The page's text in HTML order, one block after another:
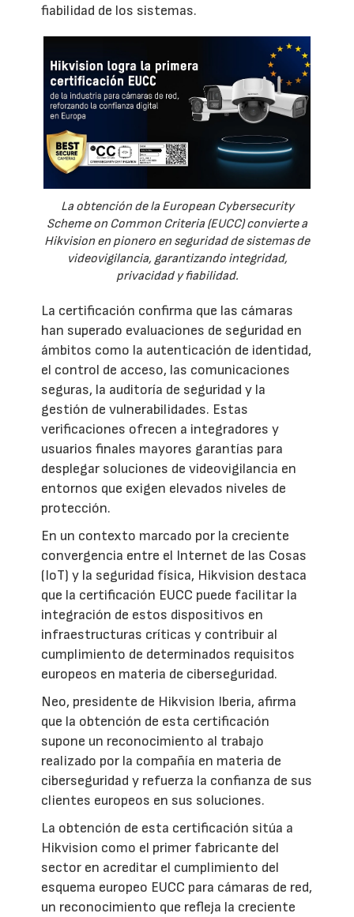
fiabilidad de los sistemas.
La obtención de la European Cybersecurity
Scheme on Common Criteria (EUCC) convierte a
Hikvision en pionero en seguridad de sistemas de
videovigilancia, garantizando integridad,
privacidad y fiabilidad.
La certificación confirma que las cámaras
han superado evaluaciones de seguridad en
ámbitos como la autenticación de identidad,
el control de acceso, las comunicaciones
seguras, la auditoría de seguridad y la
gestión de vulnerabilidades. Estas
verificaciones ofrecen a integradores y
usuarios finales mayores garantías para
desplegar soluciones de videovigilancia en
entornos que exigen elevados niveles de
protección.
En un contexto marcado por la creciente
convergencia entre el Internet de las Cosas
(IoT) y la seguridad física, Hikvision destaca
que la certificación EUCC puede facilitar la
integración de estos dispositivos en
infraestructuras críticas y contribuir al
cumplimiento de determinados requisitos
europeos en materia de ciberseguridad.
Neo, presidente de Hikvision Iberia, afirma
que la obtención de esta certificación
supone un reconocimiento al trabajo
realizado por la compañía en materia de
ciberseguridad y refuerza la confianza de sus
clientes europeos en sus soluciones.
La obtención de esta certificación sitúa a
Hikvision como el primer fabricante del
sector en acreditar el cumplimiento del
esquema europeo EUCC para cámaras de red,
un reconocimiento que refleja la creciente